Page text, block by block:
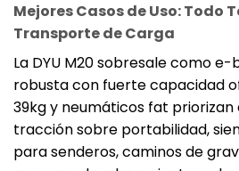
Mejores Casos de Uso: Todo
Transporte de Carga
La DYU M20 sobresale como
robusta con fuerte capacidad
39kg y neumáticos fat priorizan
tracción sobre portabilidad,
para senderos, caminos de